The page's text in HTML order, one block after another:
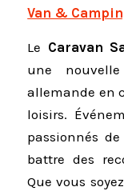
Van &
Le Caravan
une
allemande en
loisirs.
passionnés
battre des
Que vous